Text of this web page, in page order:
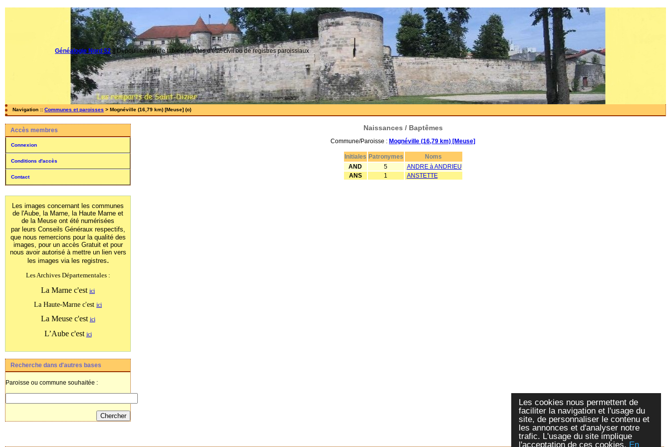
Les cookies nous permettent de
faciliter la navigation et l'usage du
site, de personnaliser le contenu et
les annonces et d'analyser notre
trafic. L'usage du site implique
l'acceptation de ces cookies. En
Généalogie Nord 52|| Dépouillement de tables et actes d'état-civil ou de registres paroissiaux
Navigation :: Communes et paroisses > Mognéville (16,79 km) [Meuse] (o)
Accès membres
Connexion
Conditions d'accès
Contact
Les images concernant les communes
de l'Aube, la Marne, la Haute Marne et
de la Meuse ont été numérisées
par leurs Conseils Généraux respectifs,
que nous remercions pour la qualité des
images, pour un accès Gratuit et pour
nous avoir autorisé à mettre un lien vers
les images via les registres.
Les Archives Départementales :
La Marne c'est ici
La Haute-Marne c'est ici
La Meuse c'est ici
L’Aube c'est ici
Recherche dans d'autres bases
Paroisse ou commune souhaitée :
Naissances / Baptêmes
Commune/Paroisse : Mognéville (16,79 km) [Meuse]
Initiales Patronymes
Noms
AND
5
ANDRE à ANDRIEU
ANS
1 ANSTETTE